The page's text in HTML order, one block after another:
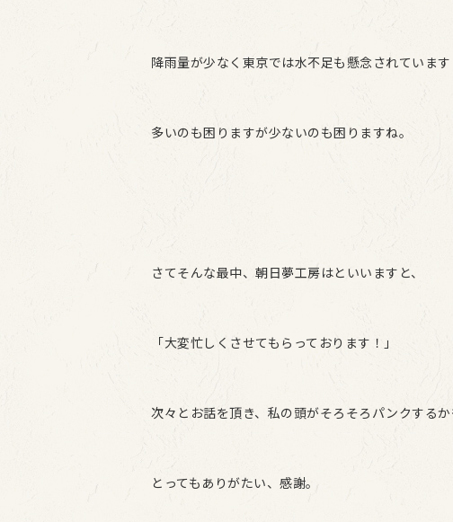
降雨量が少なく東京では水不足も懸念されています
多いのも困りますが少ないのも困りますね。
さてそんな最中、朝日夢工房はといいますと、
「大変忙しくさせてもらっております！」
次々とお話を頂き、私の頭がそろそろパンクする
とってもありがたい、感謝。